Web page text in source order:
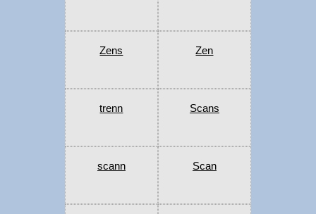
Zens Zen
trenn Scans
scann Scan